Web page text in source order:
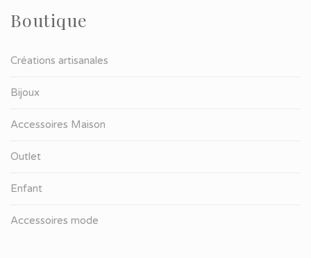
Boutique
Créations artisanales
Bijoux
Accessoires Maison
Outlet
Enfant
Accessoires mode